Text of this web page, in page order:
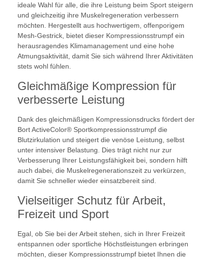
ideale Wahl für alle, die ihre Leistung beim Sport steigern
und gleichzeitig ihre Muskelregeneration verbessern
möchten. Hergestellt aus hochwertigem, offenporigem
Mesh-Gestrick, bietet dieser Kompressionsstrumpf ein
herausragendes Klimamanagement und eine hohe
Atmungsaktivität, damit Sie sich während Ihrer Aktivitäten
stets wohl fühlen.
Gleichmäßige Kompression für
verbesserte Leistung
Dank des gleichmäßigen Kompressionsdrucks fördert der
Bort ActiveColor® Sportkompressionsstrumpf die
Blutzirkulation und steigert die venöse Leistung, selbst
unter intensiver Belastung. Dies trägt nicht nur zur
Verbesserung Ihrer Leistungsfähigkeit bei, sondern hilft
auch dabei, die Muskelregenerationszeit zu verkürzen,
damit Sie schneller wieder einsatzbereit sind.
Vielseitiger Schutz für Arbeit,
Freizeit und Sport
Egal, ob Sie bei der Arbeit stehen, sich in Ihrer Freizeit
entspannen oder sportliche Höchstleistungen erbringen
möchten, dieser Kompressionsstrumpf bietet Ihnen die